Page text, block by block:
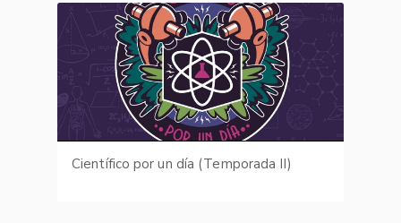
Científico por un día (Temporada II)